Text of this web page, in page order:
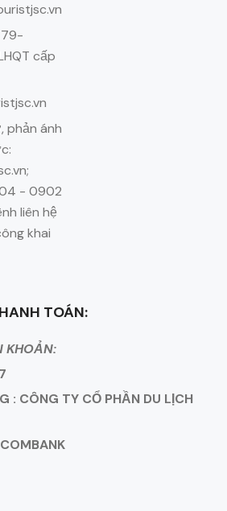
79-
cấp
phản ánh
- 0902
liên hệ
khai
TOÁN:
KHOẢN:
: CÔNG TY CỔ PHẦN DU LỊCH